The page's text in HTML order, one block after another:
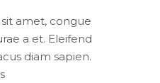
amet, congue
a et. Eleifend
diam sapien.